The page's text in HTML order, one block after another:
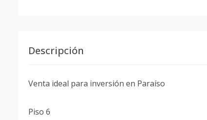
Descripción
Venta ideal para inversión en Paraíso
Piso 6